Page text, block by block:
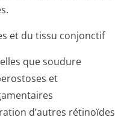
et du tissu conjonctif
que soudure
et
d’autres rétinoïdes